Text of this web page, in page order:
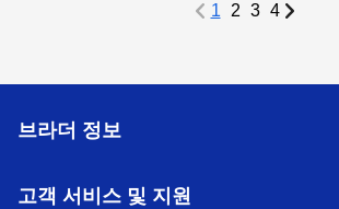
1 2 3 4
브라더 정보
고객 서비스 및 지원